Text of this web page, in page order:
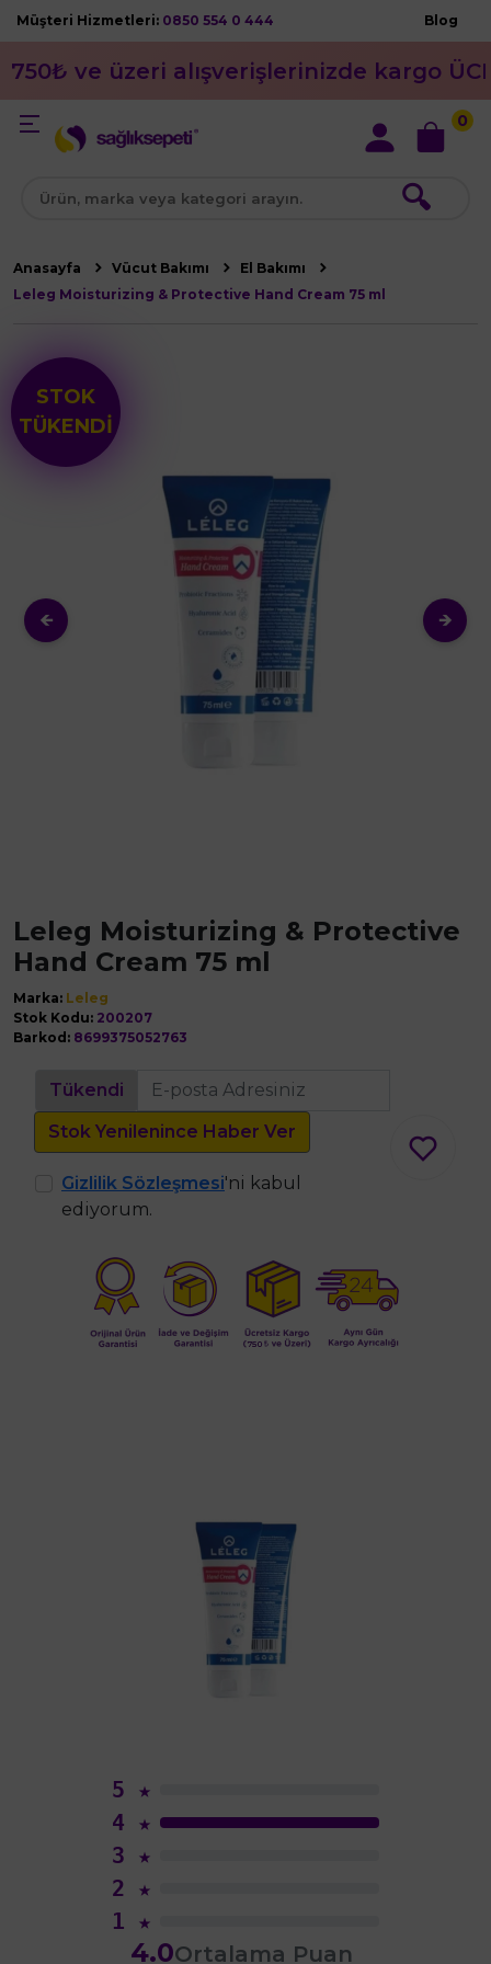
Müşteri Hizmetleri: 0850 554 0 444 Blog
750₺ ve üzeri alışverişlerinizde kargo
🔍
0
Anasayfa Vücut Bakımı
El Bakımı
Leleg Moisturizing & Protective Hand Cream 75 ml
STOK
TÜKENDİ
🡸 🡺
Leleg Moisturizing & Protective
Hand Cream 75 ml
Marka: Leleg
Stok Kodu: 200207
Barkod: 8699375052763
Tükendi
Stok Yenilenince Haber Ver
Gizlilik Sözleşmesi'ni kabul
ediyorum.
5 ★
4 ★
3 ★
2 ★
1 ★
4.0Ortalama Puan